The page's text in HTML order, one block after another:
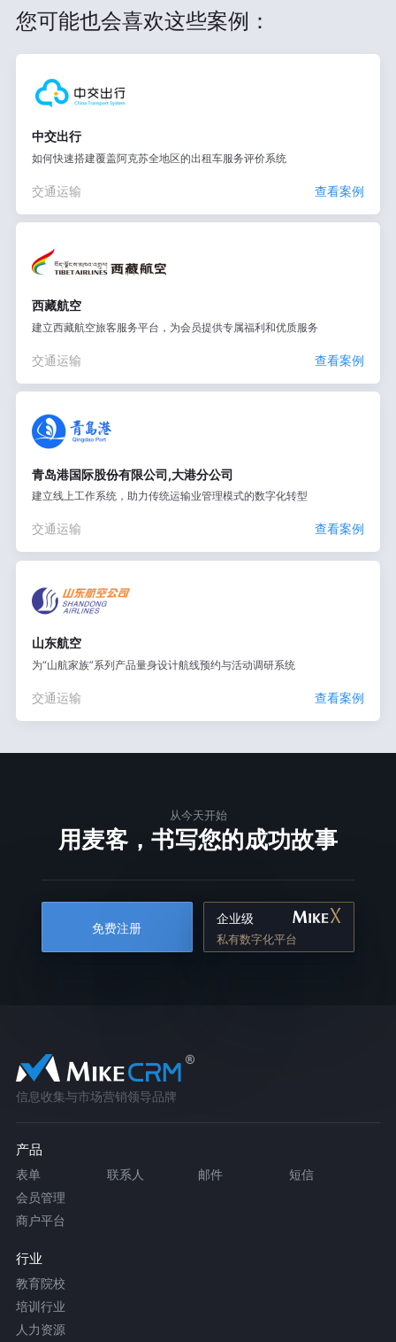
您可能也会喜欢这些案例：
中交出行
如何快速搭建覆盖阿克苏全地区的出租车服务评价系统
交通运输 查看案例
西藏航空
建立西藏航空旅客服务平台，为会员提供专属福利和优质服务
交通运输 查看案例
青岛港国际股份有限公司,大港分公司
建立线上工作系统，助力传统运输业管理模式的数字化转型
交通运输 查看案例
山东航空
为“山航家族”系列产品量身设计航线预约与活动调研系统
交通运输 查看案例
从今天开始
用麦客，书写您的成功故事
免费注册
企业级
私有数字化平台
信息收集与市场营销领导品牌
产品
表单 联系人 邮件
短信
会员管理
商户平台
行业
教育院校
培训行业
人力资源